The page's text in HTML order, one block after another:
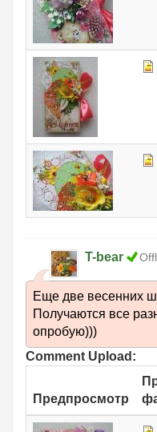
T-bear
Еще две весенних
Получаются все
опробую)))
Comment Upload:
Предпросмотр